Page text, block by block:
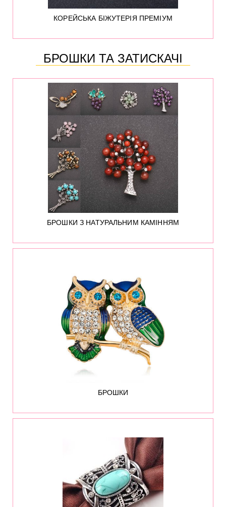
КОРЕЙСЬКА БІЖУТЕРІЯ ПРЕМІУМ
1
БРОШКИ ТА ЗАТИСКАЧІ
БРОШКИ З НАТУРАЛЬНИМ КАМІННЯМ
682
БРОШКИ